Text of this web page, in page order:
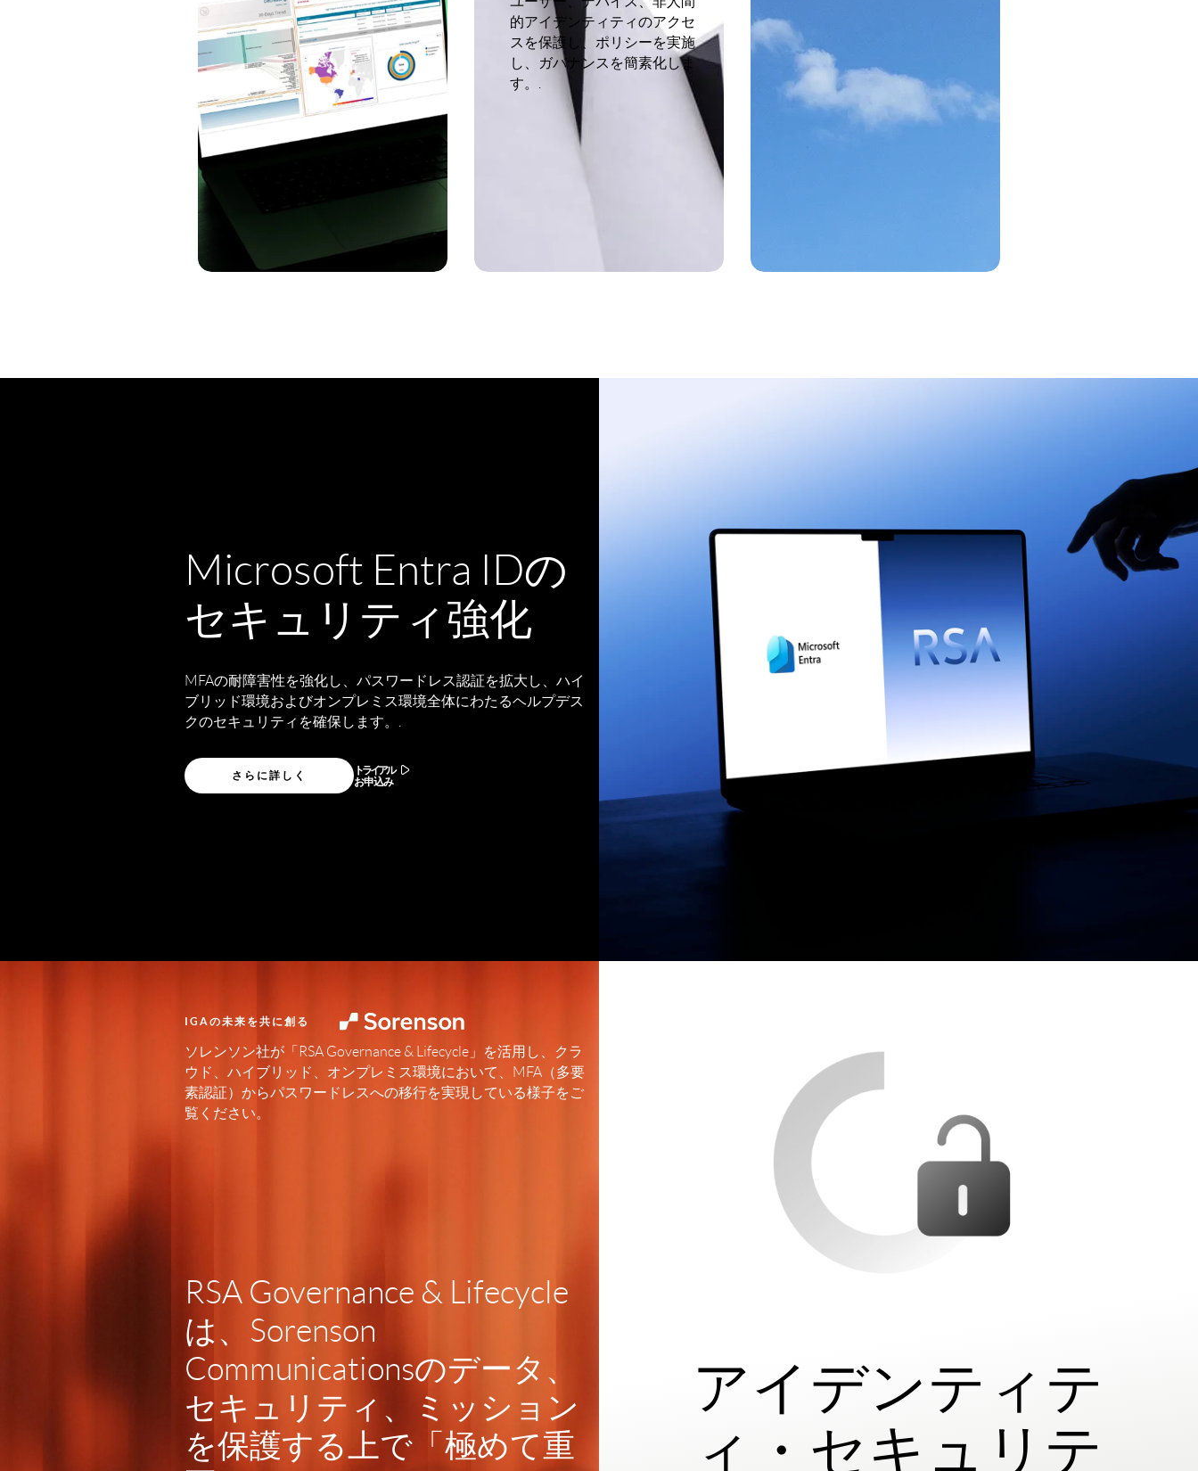
的アイデンティティのアクセ
スを保護し、ポリシーを実施
し、ガバナンスを簡素化しま
す。.
Microsoft Entra IDの
セキュリティ強化
MFAの耐障害性を強化し、パスワードレス認証を拡大し、ハイ
ブリッド環境およびオンプレミス環境全体にわたるヘルプデス
クのセキュリティを確保します。.
さらに詳しく
トライアル
お申込み
IGAの未来を共に創る
ソレンソン社が「RSA Governance & Lifecycle」を活用し、クラ
ウド、ハイブリッド、オンプレミス環境において、MFA（多要
素認証）からパスワードレスへの移行を実現している様子をご
覧ください。
RSA Governance & Lifecycle
は、Sorenson
Communicationsのデータ、
セキュリティ、ミッション
を保護する上で「極めて重
アイデンティテ
ィ・セキュリテ